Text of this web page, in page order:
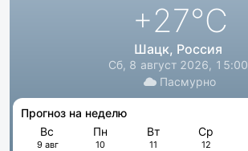
+27°C
Шацк, Россия
Сб, 8 август 2026, 15:00
Пасмурно
Прогноз на неделю
Вс
9 авг
Пн
10
Вт
11
Ср
12